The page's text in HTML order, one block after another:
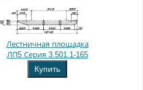
Лестничная площадка
ЛП5 Серия 3.501.1-165
Купить